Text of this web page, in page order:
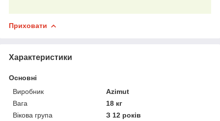
Приховати
Характеристики
Основні
Виробник
Azimut
Вага
18 кг
Вікова група
З 12 років